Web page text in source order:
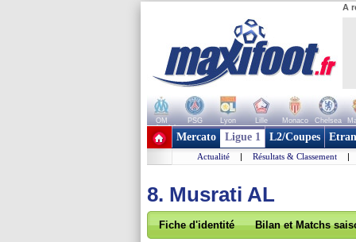
A
OM PSG Lyon Lille Monaco Chelsea
+ de clubs
Mercato Ligue 1 L2/Coupes
Actualité | Résultats & Classement |
8. Musrati AL
Fiche d'identité Bilan et Matchs